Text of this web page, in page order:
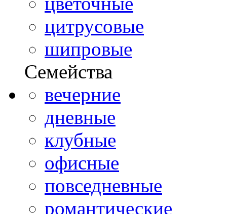
цитрусовые
шипровые
Семейства
вечерние
дневные
клубные
офисные
повседневные
романтические